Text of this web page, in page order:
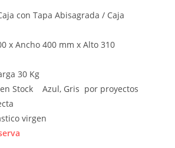
con Tapa Abisagrada / Caja
x Ancho 400 mm x Alto 310
30 Kg
en Stock Azul, Gris por proyectos
virgen